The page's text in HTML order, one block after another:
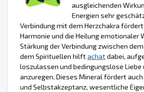
ausgleichenden
Energien sehr
Verbindung mit dem Herzchakra
Harmonie und die Heilung emotionaler
Stärkung der Verbindung zwischen
dem Spirituellen hilftachatdabei,
loszulassen und bedingungslose
anzuregen. Dieses Mineral fördert
und Selbstakzeptanz, wesentliche